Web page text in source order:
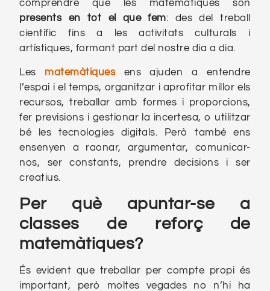
comprendre que les matemàtiques són
presents en tot el que fem: des del treball
científic fins a les activitats culturals i
artístiques, formant part del nostre dia a dia.
Les matemàtiques ens ajuden a entendre
l’espai i el temps, organitzar i aprofitar millor els
recursos, treballar amb formes i proporcions,
fer previsions i gestionar la incertesa, o utilitzar
bé les tecnologies digitals. Però també ens
ensenyen a raonar, argumentar, comunicar-
nos, ser constants, prendre decisions i ser
creatius.
Per què apuntar-se a
classes de reforç de
matemàtiques?
És evident que treballar per compte propi és
important, però moltes vegades no n’hi ha